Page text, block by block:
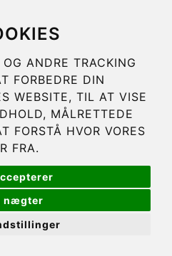
ANDRE TRACKING
FORBEDRE DIN
WEBSITE, TIL AT VISE
MÅLRETTEDE
FORSTÅ HVOR VORES
FRA.
nægter